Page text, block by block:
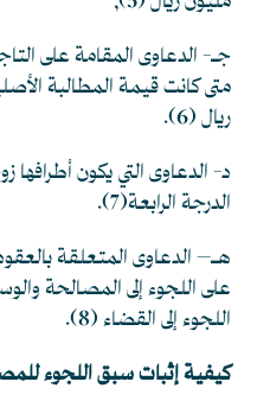
جـ- الدعاوى المقامة على
متى كانت قيمة المطالبة
ريال(6)
.
د- الدعاوى التي يكون أطرافها
الدرجة الرابعة(7)
.
هـ– الدعاوى المتعلقة
على اللجوء إلى المصالحة
اللجوء إلى القضاء(8)
.
كيفية إثبات سبق اللجوء